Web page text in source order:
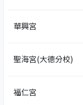
華興宮
聖海宮(大德分校)
福仁宮